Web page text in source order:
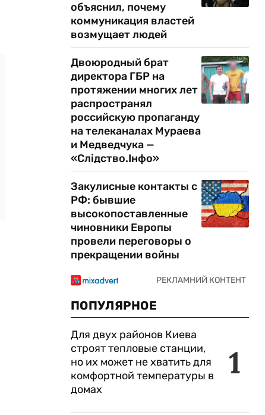
объяснил, почему
коммуникация властей
возмущает людей
Двоюродный брат
директора ГБР на
протяжении многих лет
распространял
российскую пропаганду
на телеканалах Мураева
и Медведчука —
«Слідство.Інфо»
Закулисные контакты с
РФ: бывшие
высокопоставленные
чиновники Европы
провели переговоры о
прекращении войны
ПОПУЛЯРНОЕ
1
Для двух районов Киева
строят тепловые станции,
но их может не хватить для
комфортной температуры в
домах